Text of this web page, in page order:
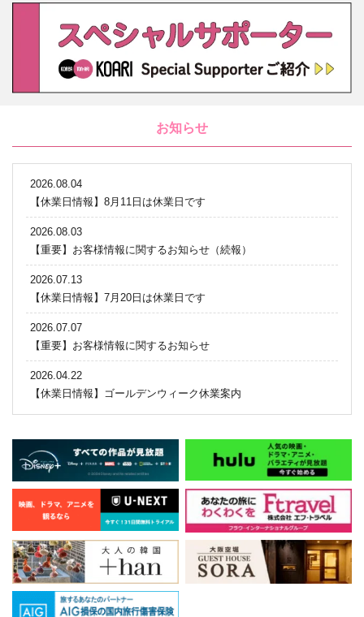
お知らせ
2026.08.04
【休業日情報】8月11日は休業日です
2026.08.03
【重要】お客様情報に関するお知らせ（続報）
2026.07.13
【休業日情報】7月20日は休業日です
2026.07.07
【重要】お客様情報に関するお知らせ
2026.04.22
【休業日情報】ゴールデンウィーク休業案内